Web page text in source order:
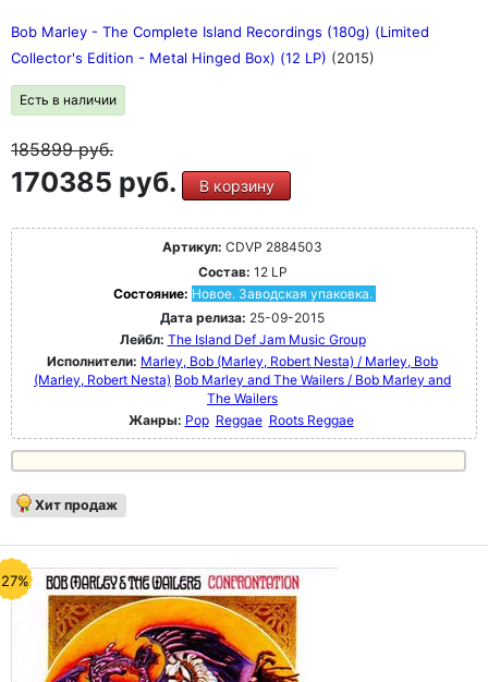
Bob Marley - The Complete Island Recordings (180g) (Limited
Collector's Edition - Metal Hinged Box) (12 LP) (2015)
Есть в наличии
185899руб.
170385 руб. В корзину
Артикул: CDVP 2884503
Состав: 12 LP
Состояние: Новое. Заводская упаковка.
Дата релиза: 25-09-2015
Лейбл: The Island Def Jam Music Group
Исполнители: Marley, Bob (Marley, Robert Nesta) / Marley, Bob
(Marley, Robert Nesta) Bob Marley and The Wailers / Bob Marley and
The Wailers
Жанры: Pop Reggae Roots Reggae
Хит продаж